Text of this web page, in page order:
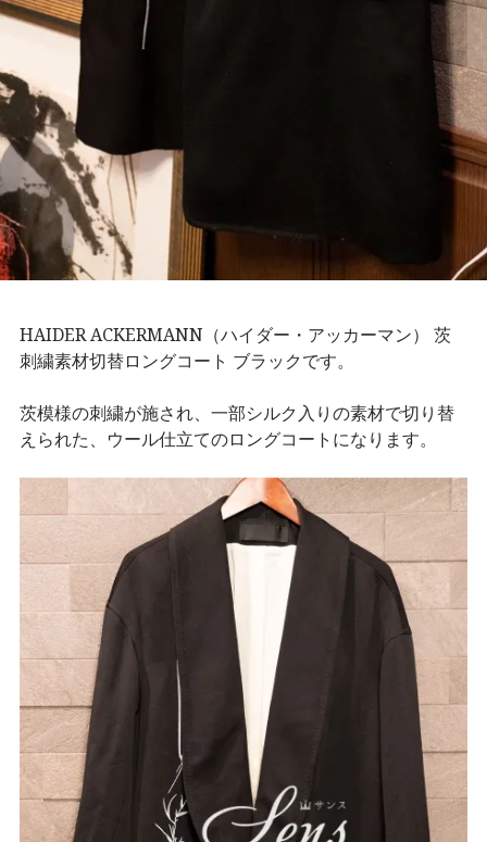
HAIDER ACKERMANN（ハイダー・アッカーマン） 茨
刺繍素材切替ロングコート ブラックです。
茨模様の刺繍が施され、一部シルク入りの素材で切り替
えられた、ウール仕立てのロングコートになります。